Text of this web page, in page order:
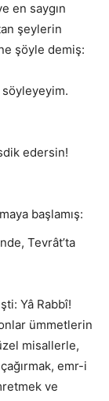
en saygın
şeylerin
şöyle demiş:
edersin!
başlamış:
Tevrât’ta
Yâ Rabbî!
ümmetlerin
misallerle,
emr-i
ve